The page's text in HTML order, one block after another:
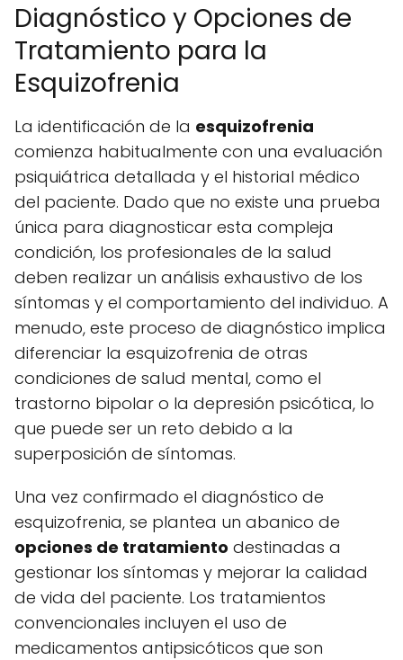
Diagnóstico y Opciones de
Tratamiento para la
Esquizofrenia
La identificación de la esquizofrenia
comienza habitualmente con una evaluación
psiquiátrica detallada y el historial médico
del paciente. Dado que no existe una prueba
única para diagnosticar esta compleja
condición, los profesionales de la salud
deben realizar un análisis exhaustivo de los
síntomas y el comportamiento del individuo. A
menudo, este proceso de diagnóstico implica
diferenciar la esquizofrenia de otras
condiciones de salud mental, como el
trastorno bipolar o la depresión psicótica, lo
que puede ser un reto debido a la
superposición de síntomas.
Una vez confirmado el diagnóstico de
esquizofrenia, se plantea un abanico de
opciones de tratamiento destinadas a
gestionar los síntomas y mejorar la calidad
de vida del paciente. Los tratamientos
convencionales incluyen el uso de
medicamentos antipsicóticos que son